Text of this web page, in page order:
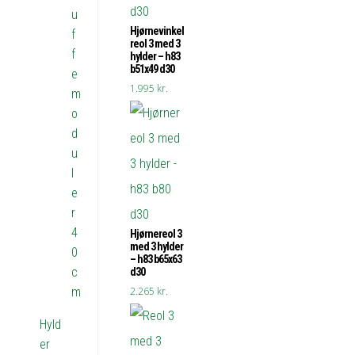
Hjørnevinkel
reol 3 med 3
hylder – h83
b51x49 d30
1.995 kr.
Hjørnereol 3
med 3 hylder
– h83 b65x63
d30
2.265 kr.
u
f
f
e
m
o
d
u
e
r
4
0
c
m
Hyld
er